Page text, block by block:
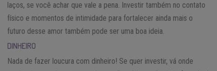
laços, se você achar que vale a pena. Investir também no contato
físico e momentos de intimidade para fortalecer ainda mais o
futuro desse amor também pode ser uma boa ideia.
DINHEIRO
Nada de fazer loucura com dinheiro! Se quer investir, vá onde